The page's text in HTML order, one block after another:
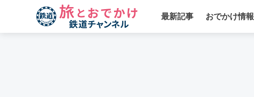
最新記事 おでかけ情報